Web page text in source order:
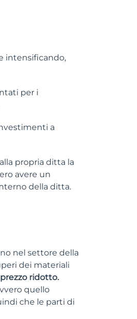
intensificando,
per i
a
propria ditta la
avere un
della ditta.
nel settore della
dei materiali
ridotto.
quello
che le parti di